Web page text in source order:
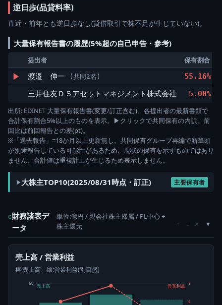
逆日歩(品貸料率)
直近・前年とも逆日歩なし(貸借取引で株不足が生じていない)。
大量保有報告書の履歴(5%超の自己申告・参考)
提出者 保有割合
▶ 渡邉 伸一 (共同2名) 55.16%
三井住友ＤＳアセットマネジメント株式会社
5.00%
出所: EDINET 大量保有報告書(変更/訂正含む)。各提出者の最新書類で
合計保有割合5%以上のものを表示。▶クリックで共同保有の内訳。前
回比は前回報告との差(pt)。
※「過去報告」=18か月以上更新無し。共同保有グループ再編で新筆頭
が別途報告している可能性があるため、現状の保有を示すものではあり
ません。合計値は重複計上が生じるため表示しません。
大株主TOP10(2025/08/31時点・訂正) 主要保有者
c財務諸表デ
ータ
単位:億円 / 親会社株主帰属 / PL中心 +
株主還元
↑ ↓ ×
売上高 / 営業利益
棒:売上高、線:営業利益(別目盛)
60
6
8
売上高 営業利益